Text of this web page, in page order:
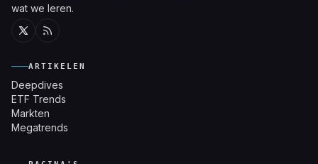
wat we leren.
ARTIKELEN
Deepdives
ETF Trends
Markten
Megatrends